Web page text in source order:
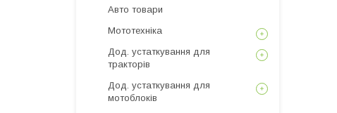
Авто товари
Мототехніка
Дод. устаткування для
тракторів
Дод. устаткування для
мотоблоків